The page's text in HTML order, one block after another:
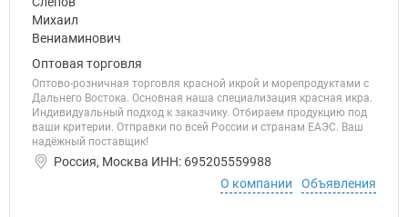
Оптовая торговля
Оптово-розничная торговля красной икрой и морепродуктами с
Дальнего Востока. Основная наша специализация красная икра.
Индивидуальный подход к заказчику. Отбираем продукцию под
ваши критерии. Отправки по всей России и странам ЕАЭС. Ваш
надёжный поставщик!
Россия, Москва ИНН: 695205559988
О компании
Объявления